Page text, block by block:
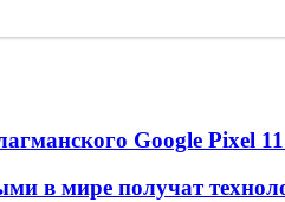
Google Pixel
в мире получат